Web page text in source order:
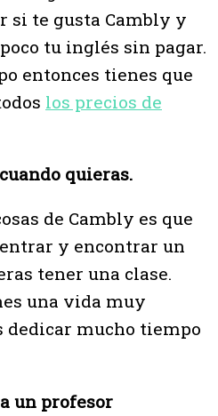
si te gusta Cambly y
tu inglés sin pagar.
entonces tienes que
los precios de
quieras.
de Cambly es que
y encontrar un
tener una clase.
una vida muy
dedicar mucho tiempo
un profesor